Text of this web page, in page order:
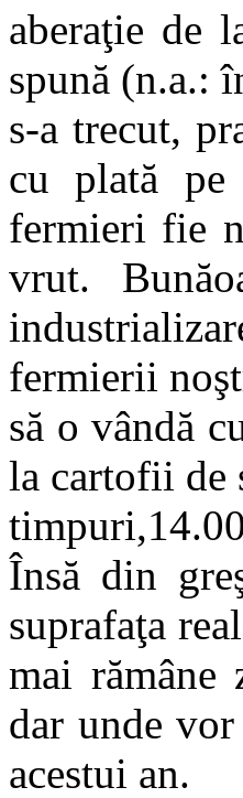
aberaţie de
spună (n.a.:
s-a trecut,
cu plată pe
fermieri fie
vrut.
fermierii
să o vândă
la cartofii de
Însă din
suprafaţa
mai rămâne
dar unde
acestui an.